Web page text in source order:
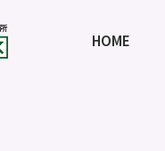
HOME